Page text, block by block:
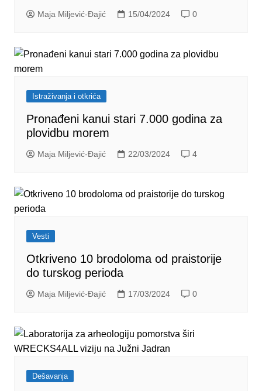
Maja Miljević-Đajić 15/04/2024 0
Istraživanja i otkrića
Pronađeni kanui stari 7.000 godina za
plovidbu morem
Maja Miljević-Đajić 22/03/2024 4
Vesti
Otkriveno 10 brodoloma od praistorije
do turskog perioda
Maja Miljević-Đajić 17/03/2024 0
Dešavanja